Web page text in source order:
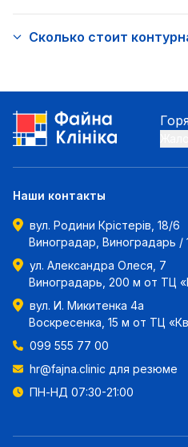
Сколько стоит
Наши контакты
вул. Родини Крістерів, 18/6
Виноградар, Виноградарь /
ул. Александра Олеся, 7
Виноградарь, 200 м от ТЦ
вул. И. Микитенка 4а
Воскресенка, 15 м от ТЦ
099 555 77 00
hr@fajna.clinic для резюме
ПН-НД 07:30-21:00